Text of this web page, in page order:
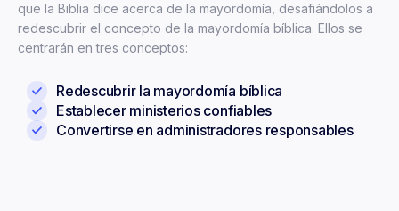
que la Biblia dice acerca de la mayordomía, desafiándolos a
redescubrir el concepto de la mayordomía bíblica. Ellos se
centrarán en tres conceptos:
Redescubrir la mayordomía bíblica
Establecer ministerios confiables
Convertirse en administradores responsables